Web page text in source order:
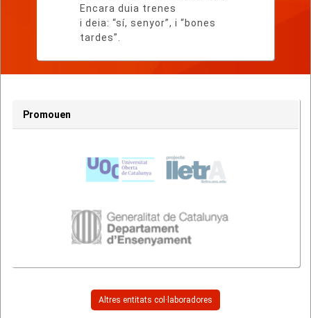
Encara duia trenes
i deia: “sí, senyor”, i “bones
tardes”.
Promouen
Altres entitats col·laboradores